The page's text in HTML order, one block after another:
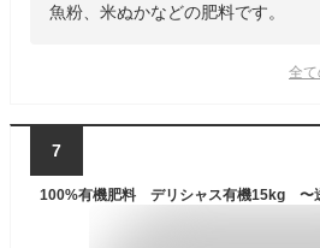
魚粉、米ぬかなどの肥料です。
全て
7